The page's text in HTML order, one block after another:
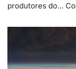
produtores do…